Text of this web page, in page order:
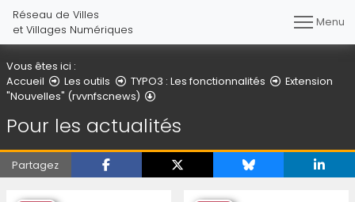
Réseau de Villes
et Villages Numériques
Menu
Vous êtes ici :
Accueil
Les outils TYPO3 : Les fonctionnalités
Extension
"Nouvelles" (rvvnfscnews)
Pour les actualités
Partagez